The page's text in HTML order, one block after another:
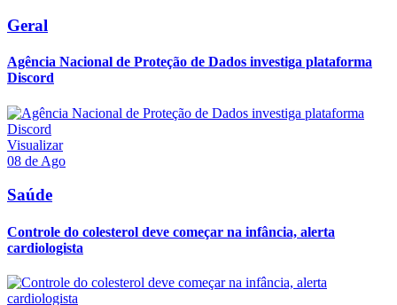
Geral
Agência Nacional de Proteção de Dados investiga plataforma
Discord
Visualizar
08 de Ago
Saúde
Controle do colesterol deve começar na infância, alerta
cardiologista